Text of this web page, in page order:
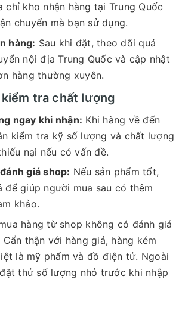
chỉ kho nhận hàng tại Trung Quốc
chuyển mà bạn sử dụng.
hàng: Sau khi đặt, theo dõi quá
nội địa Trung Quốc và cập nhật
hàng thường xuyên.
tra chất lượng
ngay khi nhận: Khi hàng về đến
kiểm tra kỹ số lượng và chất lượng
nại nếu có vấn đề.
giá shop: Nếu sản phẩm tốt,
để giúp người mua sau có thêm
khảo.
hàng từ shop không có đánh giá
thận với hàng giả, hàng kém
là mỹ phẩm và đồ điện tử. Ngoài
thử số lượng nhỏ trước khi nhập